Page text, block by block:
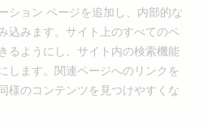
ション ページを追加し、内部的な
込みます。サイト上のすべてのペ
るようにし、サイト内の検索機能
します。関連ページへのリンクを
様のコンテンツを見つけやすくな